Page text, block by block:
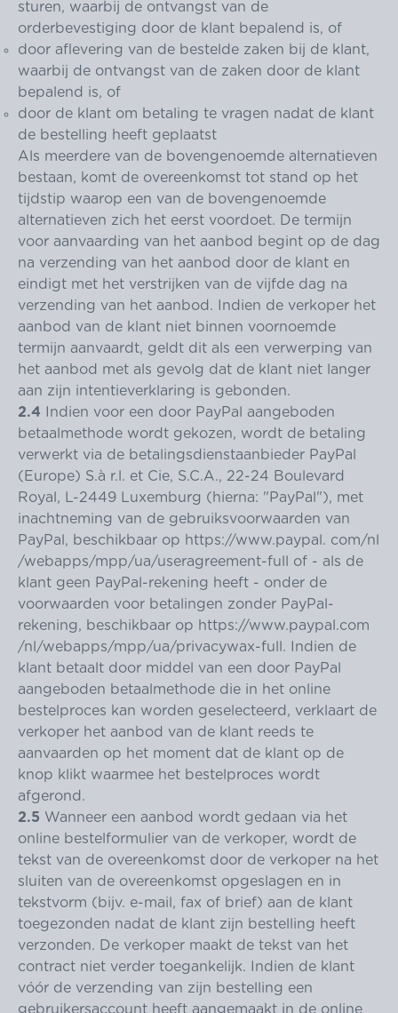
sturen, waarbij de ontvangst van de
orderbevestiging door de klant bepalend is, of
door aflevering van de bestelde zaken bij de klant,
waarbij de ontvangst van de zaken door de klant
bepalend is, of
door de klant om betaling te vragen nadat de klant
de bestelling heeft geplaatst
Als meerdere van de bovengenoemde alternatieven
bestaan, komt de overeenkomst tot stand op het
tijdstip waarop een van de bovengenoemde
alternatieven zich het eerst voordoet. De termijn
voor aanvaarding van het aanbod begint op de dag
na verzending van het aanbod door de klant en
eindigt met het verstrijken van de vijfde dag na
verzending van het aanbod. Indien de verkoper het
aanbod van de klant niet binnen voornoemde
termijn aanvaardt, geldt dit als een verwerping van
het aanbod met als gevolg dat de klant niet langer
aan zijn intentieverklaring is gebonden.
2.4 Indien voor een door PayPal aangeboden
betaalmethode wordt gekozen, wordt de betaling
verwerkt via de betalingsdienstaanbieder PayPal
(Europe) S.à r.l. et Cie, S.C.A., 22-24 Boulevard
Royal, L-2449 Luxemburg (hierna: "PayPal"), met
inachtneming van de gebruiksvoorwaarden van
PayPal, beschikbaar op https://www.paypal. com/nl
/webapps/mpp/ua/useragreement-full
of - als de
klant geen PayPal-rekening heeft - onder de
voorwaarden voor betalingen zonder PayPal-
rekening, beschikbaar op https://www.paypal.com
/nl /webapps/mpp/ua/privacywax-full . Indien de
klant betaalt door middel van een door PayPal
aangeboden betaalmethode die in het online
bestelproces kan worden geselecteerd, verklaart de
verkoper het aanbod van de klant reeds te
aanvaarden op het moment dat de klant op de
knop klikt waarmee het bestelproces wordt
afgerond.
2.5 Wanneer een aanbod wordt gedaan via het
online bestelformulier van de verkoper, wordt de
tekst van de overeenkomst door de verkoper na het
sluiten van de overeenkomst opgeslagen en in
tekstvorm (bijv. e-mail, fax of brief) aan de klant
toegezonden nadat de klant zijn bestelling heeft
verzonden. De verkoper maakt de tekst van het
contract niet verder toegankelijk. Indien de klant
vóór de verzending van zijn bestelling een
gebruikersaccount heeft aangemaakt in de online